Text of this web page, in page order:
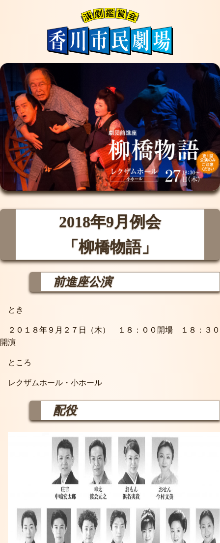
2018年9月例会
「柳橋物語」
前進座公演
とき
２０１８年９月２７日（木） １８：００開場 １８：３０
開演
ところ
レクザムホール・小ホール
配役